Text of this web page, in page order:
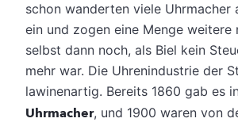
schon wanderten viele Uhrmacher
ein und zogen eine Menge weitere
selbst dann noch, als Biel kein
mehr war. Die Uhrenindustrie der
lawinenartig. Bereits 1860 gab es
Uhrmacher, und 1900 waren von